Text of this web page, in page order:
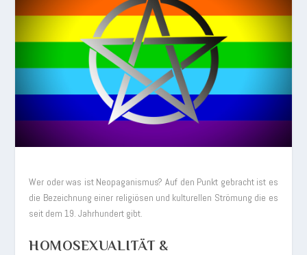
Wer oder was ist Neopaganismus? Auf den Punkt gebracht ist es
die Bezeichnung einer religiösen und kulturellen Strömung die es
seit dem 19. Jahrhundert gibt.
HOMOSEXUALITÄT &